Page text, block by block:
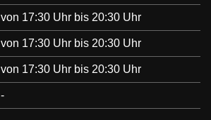
von 17:30 Uhr bis 20:30 Uhr
von 17:30 Uhr bis 20:30 Uhr
von 17:30 Uhr bis 20:30 Uhr
-